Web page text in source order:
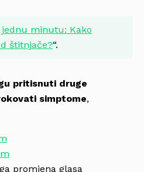
jednu minutu: Kako
štitnjače?“.
pritisnuti druge
simptome,
promjena glasa